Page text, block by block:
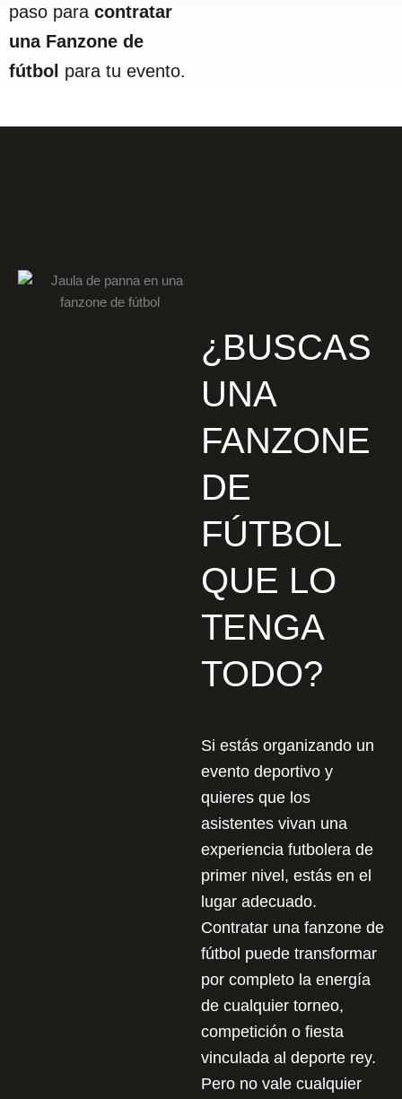
paso para contratar
una Fanzone de
fútbol para tu evento.
¿BUSCAS
UNA
FANZONE
DE
FÚTBOL
QUE LO
TENGA
TODO?
Si estás organizando un
evento deportivo y
quieres que los
asistentes vivan una
experiencia futbolera de
primer nivel, estás en el
lugar adecuado.
Contratar una fanzone de
fútbol puede transformar
por completo la energía
de cualquier torneo,
competición o fiesta
vinculada al deporte rey.
Pero no vale cualquier